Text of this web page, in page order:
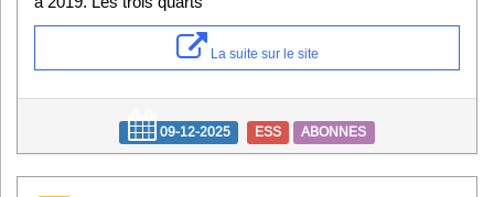
La suite sur le site
09-12-2025 ESS ABONNES